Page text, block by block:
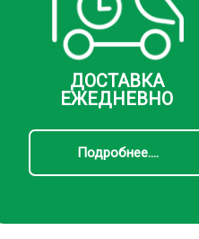
ДОСТАВКА
ЕЖЕДНЕВНО
Подробнее....